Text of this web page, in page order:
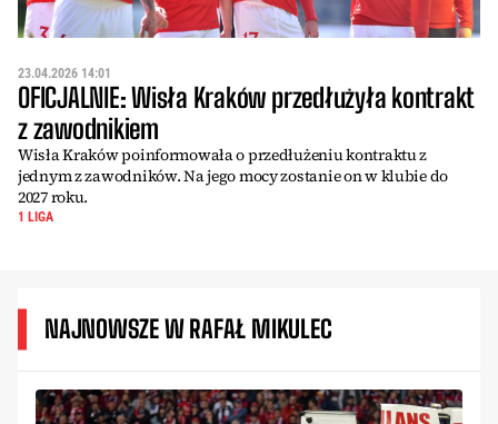
23.04.2026 14:01
OFICJALNIE: Wisła Kraków przedłużyła kontrakt
z zawodnikiem
Wisła Kraków poinformowała o przedłużeniu kontraktu z
jednym z zawodników. Na jego mocy zostanie on w klubie do
2027 roku.
1 LIGA
NAJNOWSZE W RAFAŁ MIKULEC